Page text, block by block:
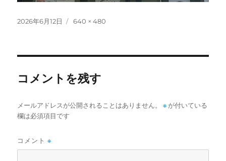
投
2026年6月12日
フ
640 × 480
コメントを残す
メールアドレスが公開されることはありません。 ※ が付いている
欄は必須項目です
コメント※